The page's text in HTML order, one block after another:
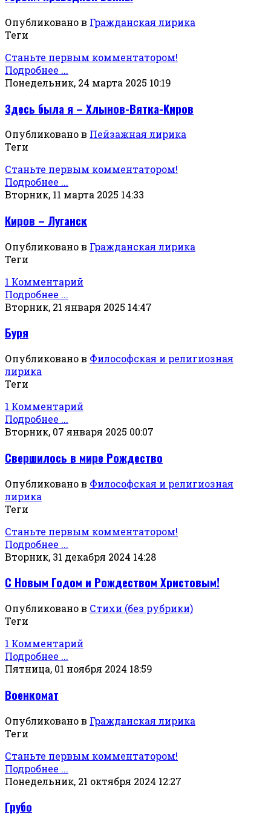
Опубликовано в Гражданская лирика
Теги
Станьте первым комментатором!
Подробнее ...
Понедельник, 24 марта 2025 10:19
Здесь была я – Хлынов-Вятка-Киров
Опубликовано в Пейзажная лирика
Теги
Станьте первым комментатором!
Подробнее ...
Вторник, 11 марта 2025 14:33
Киров – Луганск
Опубликовано в Гражданская лирика
Теги
1 Комментарий
Подробнее ...
Вторник, 21 января 2025 14:47
Буря
Опубликовано в Философская и религиозная
лирика
Теги
1 Комментарий
Подробнее ...
Вторник, 07 января 2025 00:07
Свершилось в мире Рождество
Опубликовано в Философская и религиозная
лирика
Теги
Станьте первым комментатором!
Подробнее ...
Вторник, 31 декабря 2024 14:28
С Новым Годом и Рождеством Христовым!
Опубликовано в Стихи (без рубрики)
Теги
1 Комментарий
Подробнее ...
Пятница, 01 ноября 2024 18:59
Военкомат
Опубликовано в Гражданская лирика
Теги
Станьте первым комментатором!
Подробнее ...
Понедельник, 21 октября 2024 12:27
Грубо